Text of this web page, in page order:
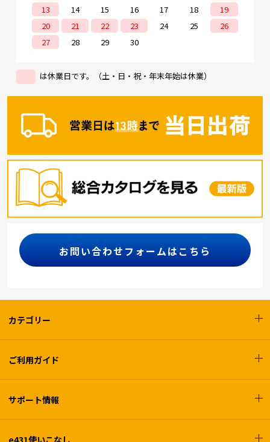
13
14 15 16 17 18
19
20
21 22 23 24 25
26
27
28 29 30
は休業日です。（土・日・祝・年末年始は休業）
お問い合わせフォームはこちら
カテゴリー
ご利用ガイド
サポート情報
e431使いこなし